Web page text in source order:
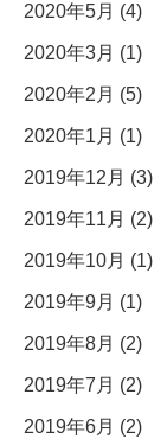
2020年5月 (4)
2020年3月 (1)
2020年2月 (5)
2020年1月 (1)
2019年12月 (3)
2019年11月 (2)
2019年10月 (1)
2019年9月 (1)
2019年8月 (2)
2019年7月 (2)
2019年6月 (2)